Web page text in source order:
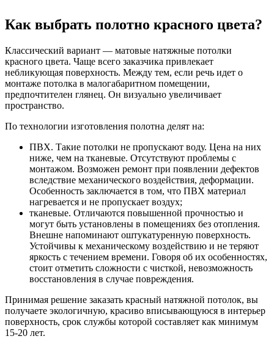
Как выбрать полотно красного цвета?
Классический вариант — матовые натяжные потолки
красного цвета. Чаще всего заказчика привлекает
небликующая поверхность. Между тем, если речь идет о
монтаже потолка в малогабаритном помещении,
предпочтителен глянец. Он визуально увеличивает
пространство.
По технологии изготовления полотна делят на:
ПВХ. Такие потолки не пропускают воду. Цена на них
ниже, чем на тканевые. Отсутствуют проблемы с
монтажом. Возможен ремонт при появлении дефектов
вследствие механического воздействия, деформации.
Особенность заключается в том, что ПВХ материал
нагревается и не пропускает воздух;
тканевые. Отличаются повышенной прочностью и
могут быть установлены в помещениях без отопления.
Внешне напоминают оштукатуренную поверхность.
Устойчивы к механическому воздействию и не теряют
яркость с течением времени. Говоря об их особенностях,
стоит отметить сложности с чисткой, невозможность
восстановления в случае повреждения.
Принимая решение заказать красный натяжной потолок, вы
получаете экологичную, красиво вписывающуюся в интерьер
поверхность, срок службы которой составляет как минимум
15-20 лет.